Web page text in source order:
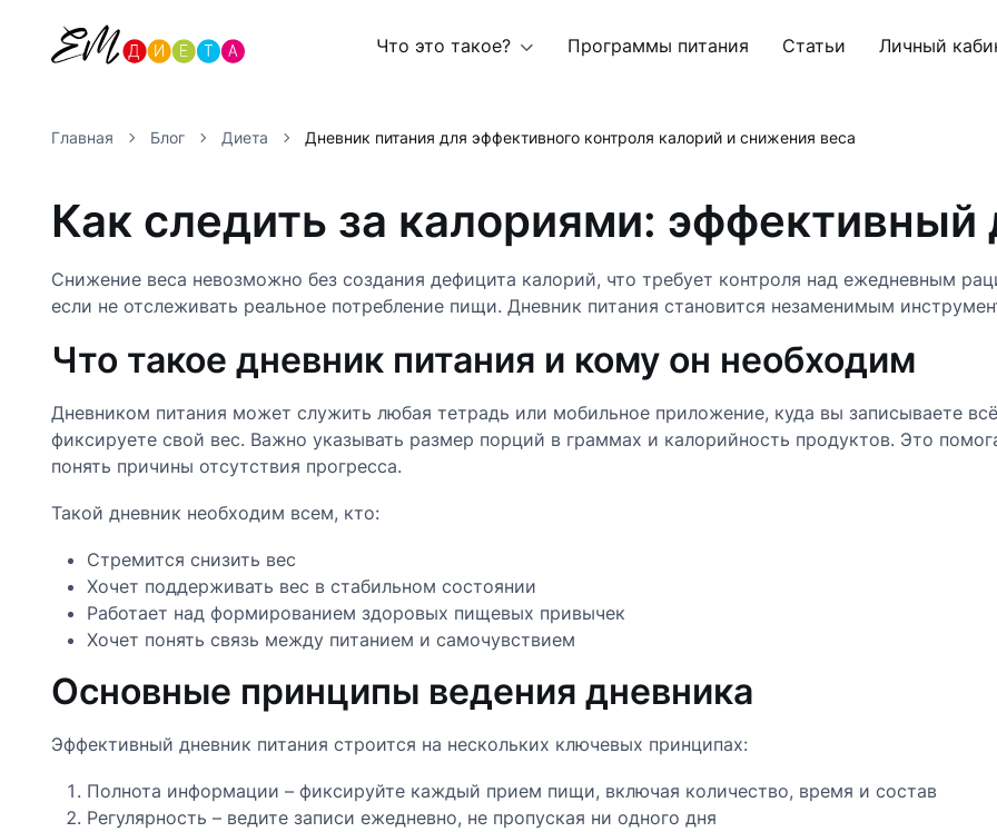
Что это такое? Программы питания Статьи Личный
Главная Блог Диета Дневник питания для эффективного контроля калорий и снижения веса
Как следить за калориями: эффективный
Снижение веса невозможно без создания дефицита калорий, что требует контроля над ежедневным
если не отслеживать реальное потребление пищи. Дневник питания становится незаменимым
Что такое дневник питания и кому он необходим
Дневником питания может служить любая тетрадь или мобильное приложение, куда вы записываете
фиксируете свой вес. Важно указывать размер порций в граммах и калорийность продуктов. Это
понять причины отсутствия прогресса.
Такой дневник необходим всем, кто:
Стремится снизить вес
Хочет поддерживать вес в стабильном состоянии
Работает над формированием здоровых пищевых привычек
Хочет понять связь между питанием и самочувствием
Основные принципы ведения дневника
Эффективный дневник питания строится на нескольких ключевых принципах:
Полнота информации – фиксируйте каждый прием пищи, включая количество, время и состав
Регулярность – ведите записи ежедневно, не пропуская ни одного дня